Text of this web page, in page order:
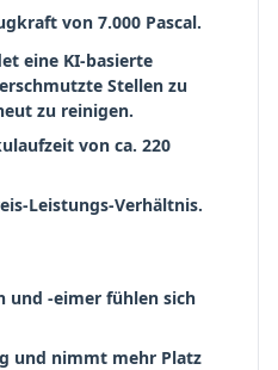
von 7.000 Pascal.
eine KI-basierte
Stellen zu
zu reinigen.
von ca. 220
Leistungs-Verhältnis.
und -eimer fühlen sich
und nimmt mehr Platz